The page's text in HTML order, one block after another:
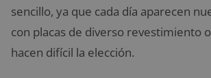
sencillo, ya que cada día aparecen
con placas de diverso revestimiento
hacen difícil la elección.